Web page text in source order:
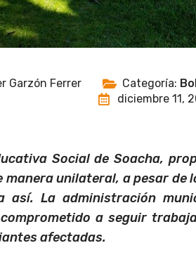
Garzón Ferrer Categoría:
diciembre 11,
Social de Soacha,
manera unilateral, a pesar de
así. La administración
a seguir
afectadas.